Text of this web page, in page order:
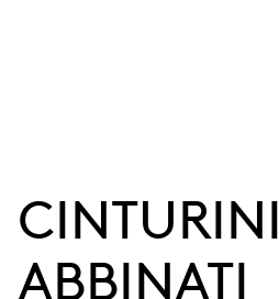
38 h
Riserva di carica
CINTURINI
ABBINATI